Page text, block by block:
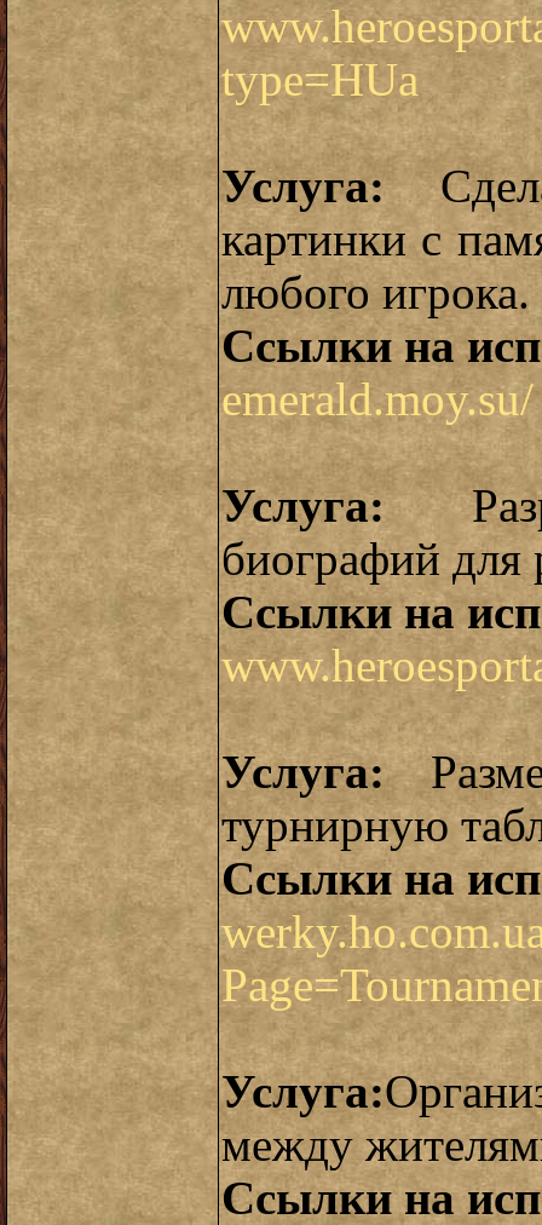
type=HUa
Услуга:
картинки с
любого игрока.
Ссылки на
emerald.moy.su/
Услуга:
биографий для
Ссылки на
Услуга:
турнирную
Ссылки на
Услуга:
между
Ссылки на